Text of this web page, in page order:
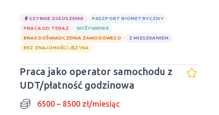
SZYBKIE ZGŁOSZENIE
PASZPORT BIOMETRYCZNY
PRACA OD TERAZ
WYŻYWIENIE
BRAK DOŚWIADCZENIA ZAWODOWEGO
Z MIESZKANIEM
BEZ ZNAJOMOŚCI JĘZYKA
Praca jako operator samochodu z
UDT/płatność godzinowa
6500 – 8500 zł/miesiąc